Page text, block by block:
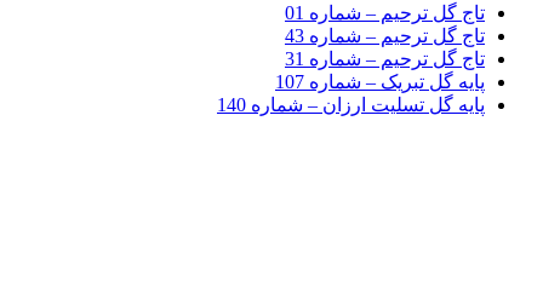
تاج گل ترحیم – شماره 01
تاج گل ترحیم – شماره 43
تاج گل ترحیم – شماره 31
پایه گل تبریک – شماره 107
پایه گل تسلیت ارزان – شماره 140